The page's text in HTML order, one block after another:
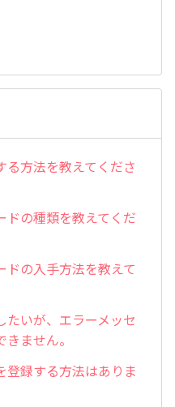
る方法を教えてくださ
ドの種類を教えてくだ
ドの入手方法を教えて
たいが、エラーメッセ
ません。
登録する方法はありま